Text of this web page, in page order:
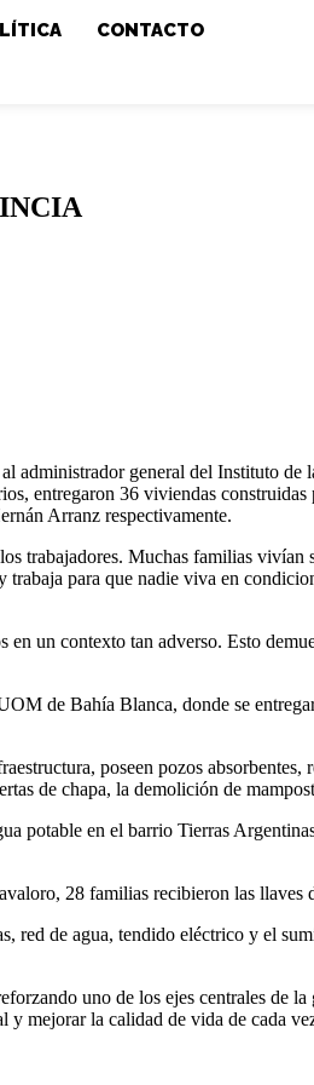
CONTACTO
general del Instituto de
entregaron 36 viviendas
Arranz respectivamente.
trabajadores. Muchas familias
para que nadie viva en
un contexto tan adverso. Esto
de Bahía Blanca, donde se
poseen pozos absorbentes,
de chapa, la demolición de
potable en el barrio Tierras
28 familias recibieron las llaves
red de agua, tendido eléctrico y el
uno de los ejes centrales de
mejorar la calidad de vida de cada